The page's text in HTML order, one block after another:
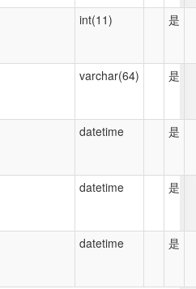
int(11) 是
varchar(64) 是
datetime 是
datetime 是
datetime 是